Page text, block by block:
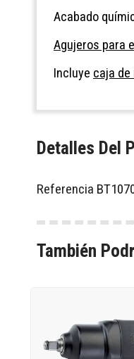
Acabado
Agujeros para
Incluye caja de
Detalles Del
Referencia
También